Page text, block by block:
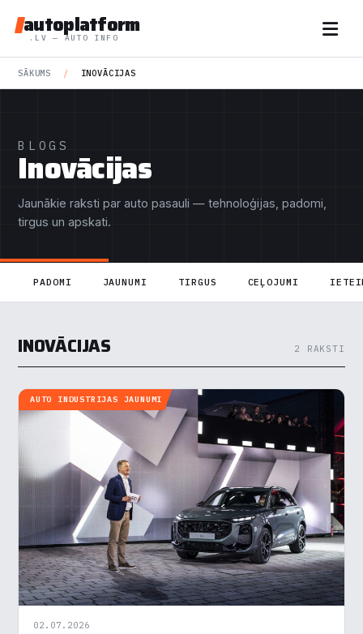
autoplatform
.LV — AUTO INFO
SĀKUMS / INOVĀCIJAS
BLOGS
Inovācijas
Jaunākie raksti par auto pasauli — tehnoloģijas, padomi,
tirgus un apskati.
PADOMI JAUNUMI TIRGUS CEĻOJUMI
INOVĀCIJAS 2 RAKSTI
AUTO INDUSTRIJAS JAUNUMI
02.07.2026